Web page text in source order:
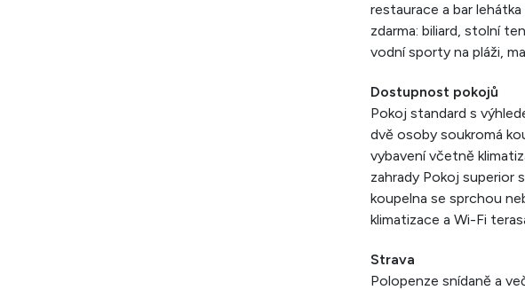
restaurace a bar
zdarma: biliard, stolní
vodní sporty na pláži,
Dostupnost pokojů
Pokoj standard s
dvě osoby soukromá
vybavení včetně
zahrady Pokoj superior
koupelna se sprchou
klimatizace a Wi-Fi
Strava
Polopenze snídaně a